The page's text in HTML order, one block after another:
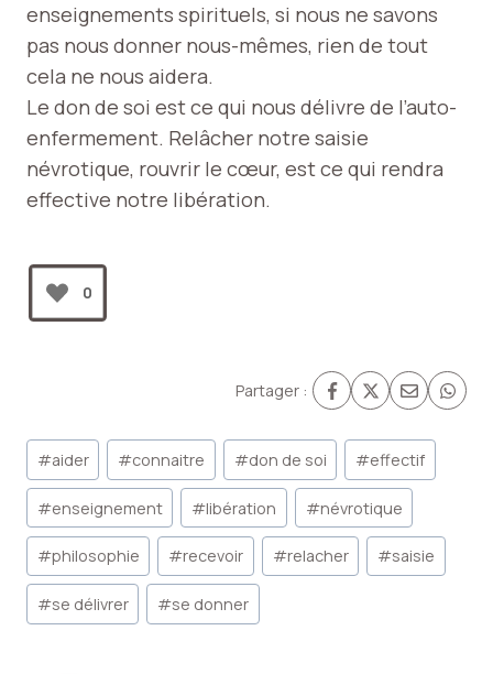
enseignements spirituels, si nous ne savons
pas nous donner nous-mêmes, rien de tout
cela ne nous aidera.
Le don de soi est ce qui nous délivre de l’auto-
enfermement. Relâcher notre saisie
névrotique, rouvrir le cœur, est ce qui rendra
effective notre libération.
0
Partager :
Étiquettes
de
la
publication :
#aider #connaitre #don de soi #effectif
#enseignement #libération #névrotique
#philosophie #recevoir #relacher #saisie
#se délivrer #se donner